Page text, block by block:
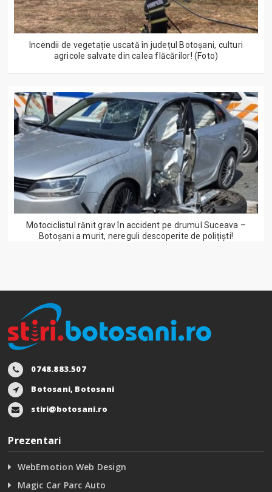
Incendii de vegetație uscată în județul Botoșani, culturi
agricole salvate din calea flăcărilor! (Foto)
Motociclistul rănit grav în accident pe drumul Suceava –
Botoșani a murit, nereguli descoperite de polițiști!
0748.883.507
Botosani, Botosani
stiri@botosani.ro
Prezentari
WebEmotion Web Design
Magic Car Parc Auto